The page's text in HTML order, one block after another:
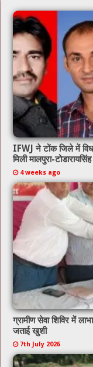
IFWJ ने टोंक जिले में
मिली मालपुरा-
4 weeks ago
ग्रामीण सेवा शिविर में
जताई खुशी
7th July 2026